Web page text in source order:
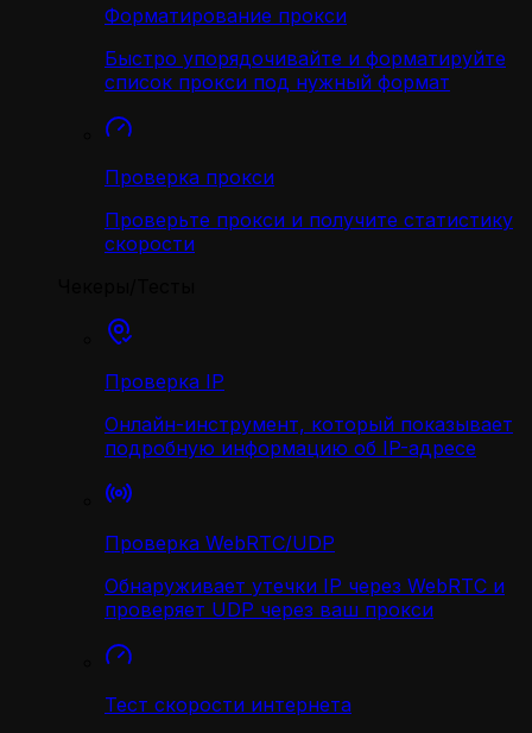
Форматирование прокси
Быстро упорядочивайте и форматируйте
список прокси под нужный формат
Проверка прокси
Проверьте прокси и получите статистику
скорости
Проверка IP
Онлайн-инструмент, который показывает
подробную информацию об IP-адресе
Проверка WebRTC/UDP
Обнаруживает утечки IP через WebRTC и
проверяет UDP через ваш прокси
Тест скорости интернета